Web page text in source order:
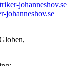
johanneshov.se
johanneshov.se